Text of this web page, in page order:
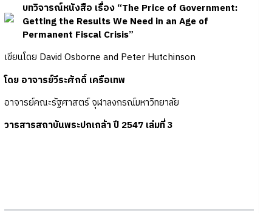
บทวิจารณ์หนังสือ เรื่อง “The Price of Government:
Getting the Results We Need in an Age of
Permanent Fiscal Crisis”
เขียนโดย David Osborne and Peter Hutchinson
โดย อาจารย์วีระศักดิ์ เครือเทพ
อาจารย์คณะรัฐศาสตร์ จุฬาลงกรณ์มหาวิทยาลัย
วารสารสถาบันพระปกเกล้า ปี 2547 เล่มที่ 3